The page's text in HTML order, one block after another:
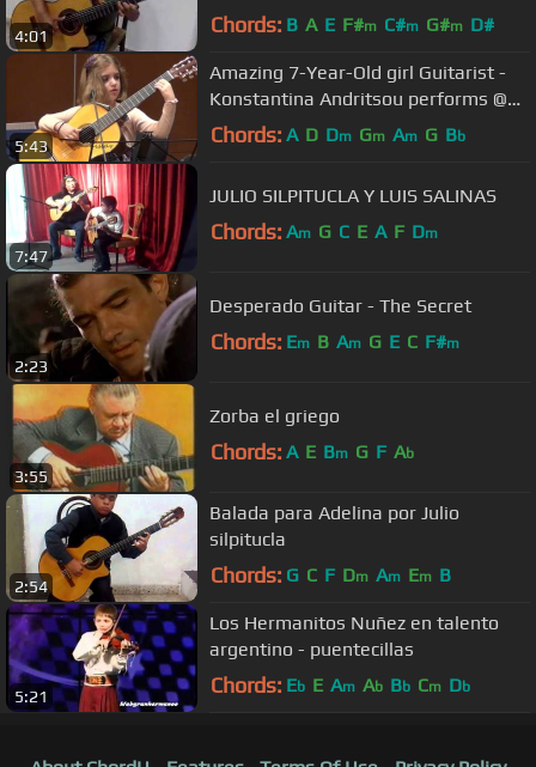
4:01 Chords: B A E F#m C#m G#m D#
5:43
Amazing 7-Year-Old girl Guitarist -
Konstantina Andritsou performs @
Megaro (Athens) HD
Chords: A D Dm Gm Am G Bb
7:47
JULIO SILPITUCLA Y LUIS SALINAS
Chords: Am G C E A F Dm
2:23
Desperado Guitar - The Secret
Chords: Em B Am G E C F#m
3:55
Zorba el griego
Chords: A E Bm G F Ab
2:54
Balada para Adelina por Julio
silpitucla
Chords: G C F Dm Am Em B
5:21
Los Hermanitos Nuñez en talento
argentino - puentecillas
Chords: Eb E Am Ab Bb Cm Db